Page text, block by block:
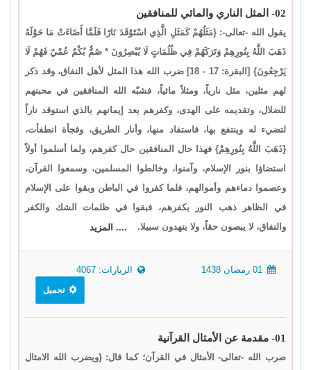
02- المثل الناري والمائي للمنافقين
يقول الله -تعالى-: {مَثَلُهُمْ كَمَثَلِ الَّذِي اسْتَوْقَدَ نَارًا فَلَمَّا أَضَاءَتْ مَا حَوْلَهُ
ذَهَبَ اللَّهُ بِنُورِهِمْ وَتَرَكَهُمْ فِي ظُلُمَاتٍ لَا يُبْصِرُونَ * صُمٌّ بُكْمٌ عُمْيٌ فَهُمْ لَا
يَرْجِعُونَ} [البقرة: 17 - 18] ضرب الله هذا المثل لأهل النفاق، وقد ذكر
لهم مثلين، مثل نارياً، ومثلاً مائياً، فشبّه الله المنافقين في محبتهم
للضلال، وتقديمه على الهدى، وكفرهم بعد إيمانهم بالذي استوقد ناراً
لتضيء له وينتفع بها، فاستفاد منها، وأنار الطريق، وفجأة انطفأت،
{ذَهَبَ اللَّهُ بِنُورِهِمْ} فهذا حال المنافقين حال كفرهم، ولما أسلموا أولاً
استضاؤا بنور الإسلام، وآمنوا، وخالطوا المسلمين، وسمعوا القرآن،
وعصموا دماءهم وأموالهم، فلما كفروا في الباطن وبقوا على الإسلام
في الظاهر ذهب النور بكفرهم، فبقوا في ظلمات الشك والكفر
والنفاق، لا يبصون حقاً، ولا يتهدون سبيلا.
.... المزيد
الزيارات: 4067
تحميل
01- مقدمة عن الأمثال القرآنية
صرب الله -تعالى- الأمثال في القرآن؛ كما قال: {ويضرب الله الامثال